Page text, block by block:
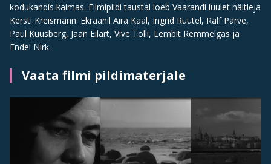
kodukandis käimas. Filmipildi taustal loeb Vaarandi luulet näitleja
Kersti Kreismann. Ekraanil Aira Kaal, Ingrid Rüütel, Ralf Parve,
Paul Kuusberg, Jaan Eilart, Vive Tolli, Lembit Remmelgas ja
Endel Nirk.
Vaata filmi pildimaterjale